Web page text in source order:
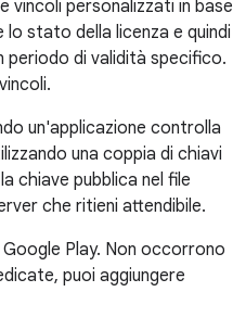
vincoli personalizzati in base
stato della licenza e quindi
periodo di validità specifico.
un'applicazione controlla
una coppia di chiavi
chiave pubblica nel file
che ritieni attendibile.
Play. Non occorrono
puoi aggiungere